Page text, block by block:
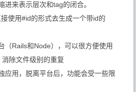
进来表示层次和tag的闭合。
使用#id的形式去生成一个带id的
（Rails和Node），可以很方便使用
除文件级别的重复
应用，脱离平台后，功能会受一些限